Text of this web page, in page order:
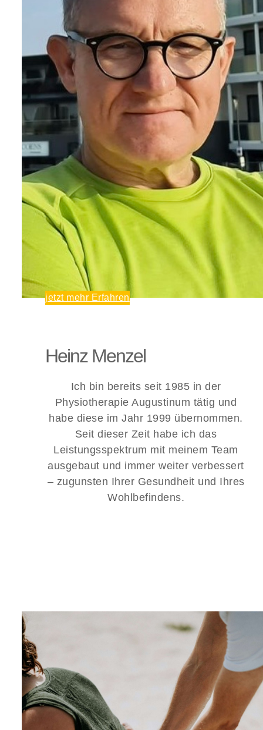
Heinz Menzel
Ich bin bereits seit 1985 in der
Physiotherapie Augustinum tätig und
habe diese im Jahr 1999 übernommen.
Seit dieser Zeit habe ich das
Leistungsspektrum mit meinem Team
ausgebaut und immer weiter verbessert
– zugunsten Ihrer Gesundheit und Ihres
Wohlbefindens.
jetzt mehr Erfahren